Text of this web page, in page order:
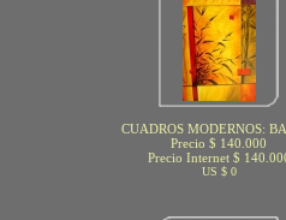
CUADROS MODERNOS:
Precio $ 140.000
Precio Internet $
US $ 0